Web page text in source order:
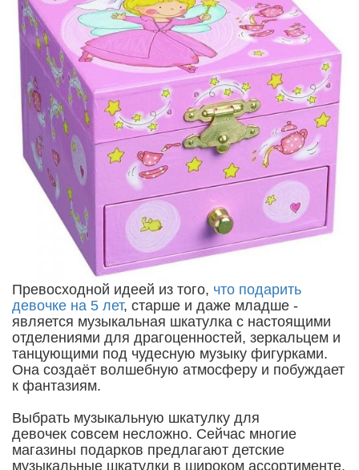
Превосходной идеей из того, что подарить
девочке на 5 лет, старше и даже младше -
является музыкальная шкатулка с настоящими
отделениями для драгоценностей, зеркальцем и
танцующими под чудесную музыку фигурками.
Она создаёт волшебную атмосферу и побуждает
к фантазиям.
Выбрать музыкальную шкатулку для
девочек совсем несложно. Сейчас многие
магазины подарков предлагают детские
музыкальные шкатулки в широком ассортименте.